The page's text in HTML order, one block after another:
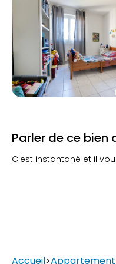
Parler de ce
C'est instantané et il
Accueil>